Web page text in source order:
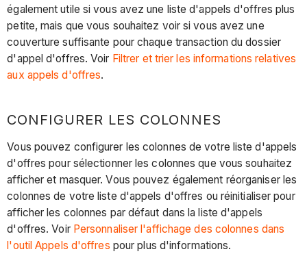
également utile si vous avez une liste d'appels d'offres plus
petite, mais que vous souhaitez voir si vous avez une
couverture suffisante pour chaque transaction du dossier
d'appel d'offres. Voir Filtrer et trier les informations relatives
aux appels d'offres.
CONFIGURER LES COLONNES
Vous pouvez configurer les colonnes de votre liste d'appels
d'offres pour sélectionner les colonnes que vous souhaitez
afficher et masquer. Vous pouvez également réorganiser les
colonnes de votre liste d'appels d'offres ou réinitialiser pour
afficher les colonnes par défaut dans la liste d'appels
d'offres. Voir Personnaliser l'affichage des colonnes dans
l'outil Appels d'offres pour plus d'informations.